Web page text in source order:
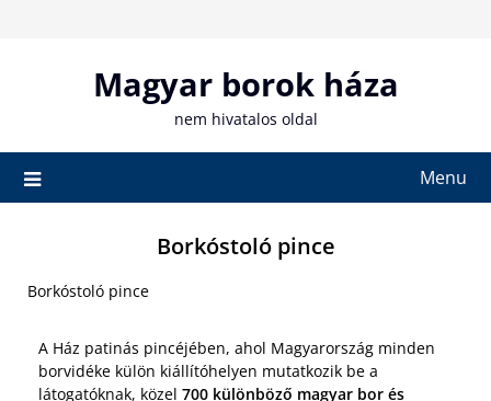
Magyar borok háza
nem hivatalos oldal
Menu
Borkóstoló pince
Borkóstoló pince
A Ház patinás pincéjében, ahol Magyarország minden
borvidéke külön kiállítóhelyen mutatkozik be a
látogatóknak, közel 700 különböző magyar bor és